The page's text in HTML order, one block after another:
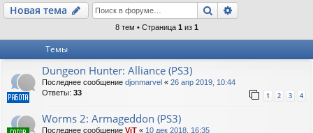
Новая тема Поиск
8 тем • Страница 1 из 1
Темы
Dungeon Hunter: Alliance (PS3)
Последнее сообщение djonmarvel « 26 апр 2019, 10:44
Ответы: 33 1 2 3 4
Worms 2: Armageddon (PS3)
Последнее сообщение ViT « 10 дек 2018, 16:35